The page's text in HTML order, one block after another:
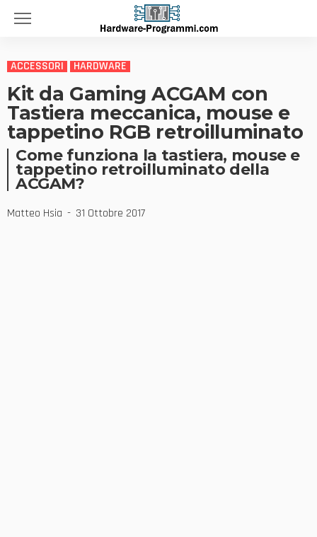
ACCESSORI HARDWARE
Kit da Gaming ACGAM con
Tastiera meccanica, mouse e
tappetino RGB retroilluminato
Come funziona la tastiera, mouse e
tappetino retroilluminato della
ACGAM?
Matteo Hsia 31 Ottobre 2017